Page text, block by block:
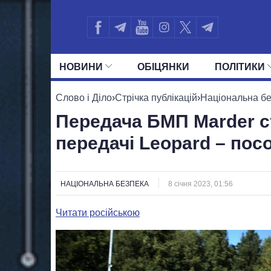
НОВИНИ ОБIЦЯНКИ ПОЛIТИКИ
УСІ ПОЛІТИКИ ПРЕЗИДЕНТ І
Слово і Діло›Стрічка публікацій›Національна
Передача БМП Marder
передачі Leopard –
НАЦІОНАЛЬНА БЕЗПЕКА 8 січня 2023, 01:56
Читати російською